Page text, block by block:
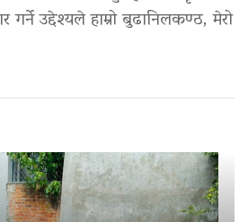
गर्ने उद्देश्यले हाम्रो बुढानिलकण्ठ, मेरो